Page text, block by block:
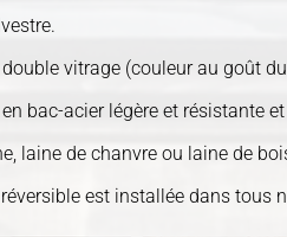
vitrage (couleur au goût
bac-acier légère et résistante
laine de chanvre ou laine de
est installée dans tous